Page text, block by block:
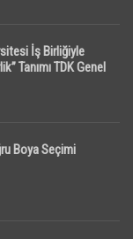
İş Birliğiyle
Tanımı TDK Genel
Boya Seçimi